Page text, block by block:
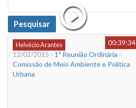
Data
Pesquisar
Helvécio Arantes
00:39:34
12/02/2015 - 1ª Reunião Ordinária -
Comissão de Meio Ambiente e Política
Urbana